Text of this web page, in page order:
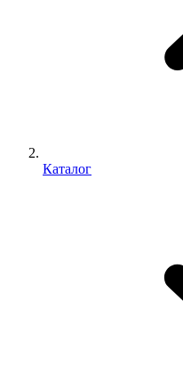
Каталог